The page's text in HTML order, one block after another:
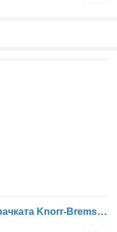
Клапан за управление на спирачката Knorr-Bremse RENAULT, KNORR-BREMSE T (01.13-) K038401 K038408 за влекач Renault T (2013-)